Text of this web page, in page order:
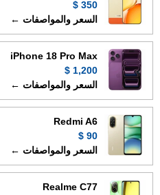
350 $
السعر والمواصفات ←
iPhone 18 Pro Max
1,200 $
السعر والمواصفات ←
Redmi A6
90 $
السعر والمواصفات ←
Realme C77